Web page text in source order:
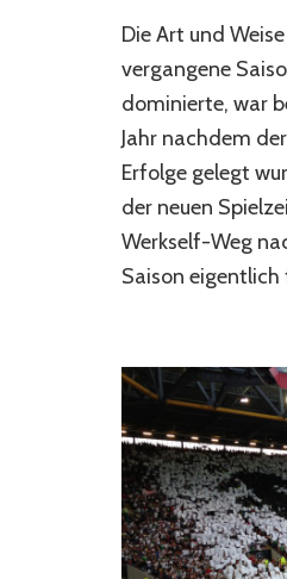
Die Art und
vergangene
dominierte, war
Jahr nachdem
Erfolge gelegt
der neuen
Werkself-Weg
Saison eigentlich